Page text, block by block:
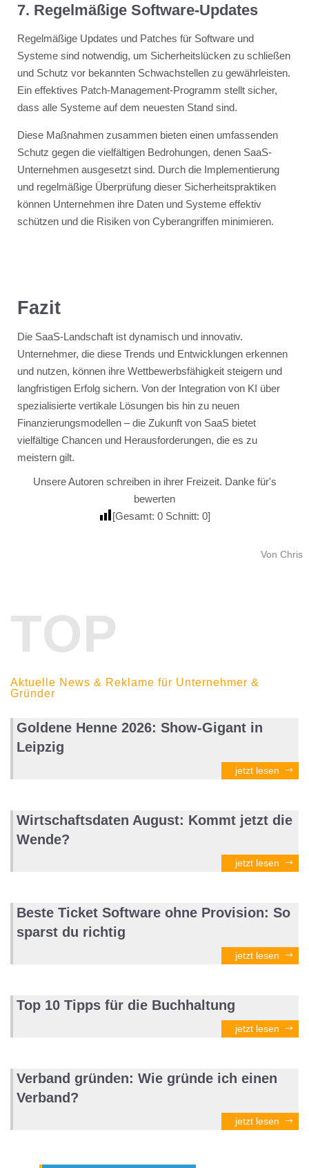
7. Regelmäßige Software-Updates
Regelmäßige Updates und Patches für Software und
Systeme sind notwendig, um Sicherheitslücken zu schließen
und Schutz vor bekannten Schwachstellen zu gewährleisten.
Ein effektives Patch-Management-Programm stellt sicher,
dass alle Systeme auf dem neuesten Stand sind​​.
Diese Maßnahmen zusammen bieten einen umfassenden
Schutz gegen die vielfältigen Bedrohungen, denen SaaS-
Unternehmen ausgesetzt sind. Durch die Implementierung
und regelmäßige Überprüfung dieser Sicherheitspraktiken
können Unternehmen ihre Daten und Systeme effektiv
schützen und die Risiken von Cyberangriffen minimieren.
Fazit
Die SaaS-Landschaft ist dynamisch und innovativ.
Unternehmer, die diese Trends und Entwicklungen erkennen
und nutzen, können ihre Wettbewerbsfähigkeit steigern und
langfristigen Erfolg sichern. Von der Integration von KI über
spezialisierte vertikale Lösungen bis hin zu neuen
Finanzierungsmodellen – die Zukunft von SaaS bietet
vielfältige Chancen und Herausforderungen, die es zu
meistern gilt.
Unsere Autoren schreiben in ihrer Freizeit. Danke für's
bewerten
[Gesamt: 0 Schnitt: 0]
Von Chris
TOP
Aktuelle News & Reklame für Unternehmer &
Gründer
Goldene Henne 2026: Show-Gigant in
Leipzig
jetzt lesen
Wirtschaftsdaten August: Kommt jetzt die
Wende?
jetzt lesen
Beste Ticket Software ohne Provision: So
sparst du richtig
jetzt lesen
Top 10 Tipps für die Buchhaltung
jetzt lesen
Verband gründen: Wie gründe ich einen
Verband?
jetzt lesen